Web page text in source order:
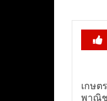
เกษต
พาณิช